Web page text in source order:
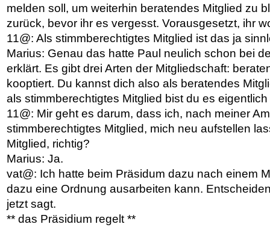
melden soll, um weiterhin beratendes Mitglied zu
zurück, bevor ihr es vergesst. Vorausgesetzt, ihr
11@: Als stimmberechtigtes Mitglied ist das ja
Marius: Genau das hatte Paul neulich schon bei
erklärt. Es gibt drei Arten der Mitgliedschaft:
kooptiert. Du kannst dich also als beratendes
als stimmberechtigtes Mitglied bist du es
11@: Mir geht es darum, dass ich, nach meiner
stimmberechtigtes Mitglied, mich neu aufstellen
Mitglied, richtig?
Marius: Ja.
vat@: Ich hatte beim Präsidum dazu nach einem
dazu eine Ordnung ausarbeiten kann.
jetzt sagt.
** das Präsidium regelt **